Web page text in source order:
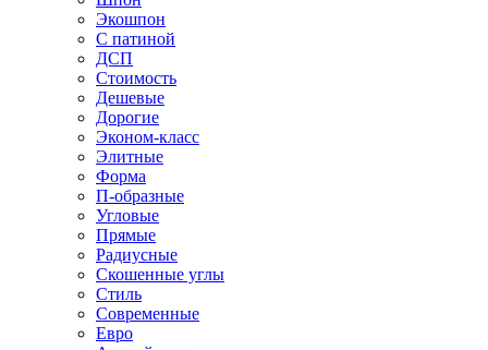
Экошпон
С патиной
ДСП
Стоимость
Дешевые
Дорогие
Эконом-класс
Элитные
Форма
П-образные
Угловые
Прямые
Радиусные
Скошенные углы
Стиль
Современные
Евро